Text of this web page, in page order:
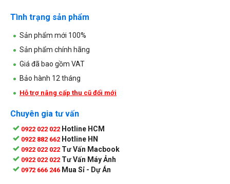
Tình trạng sản phẩm
Sản phẩm mới 100%
Sản phẩm chính hãng
Giá đã bao gồm VAT
Bảo hành 12 tháng
Hỗ trợ nâng cấp thu cũ đổi mới
Chuyên gia tư vấn
0922 022 022 Hotline HCM
0922 882 662 Hotline HN
0922 022 022 Tư Vấn Macbook
0922 022 022 Tư Vấn Máy Ảnh
0972 666 246 Mua Sỉ - Dự Án